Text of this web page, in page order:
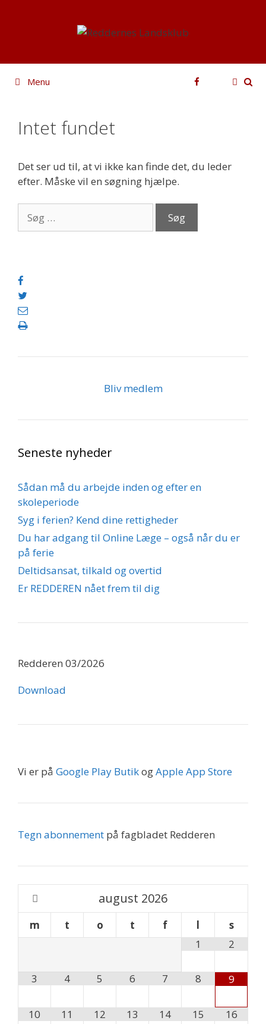
Facebook
Menu
Intet fundet
Det ser ud til, at vi ikke kan finde det, du leder
efter. Måske vil en søgning hjælpe.
efter:
Bliv medlem
Seneste nyheder
Sådan må du arbejde inden og efter en
skoleperiode
Syg i ferien? Kend dine rettigheder
Du har adgang til Online Læge – også når du er
på ferie
Deltidsansat, tilkald og overtid
Er REDDEREN nået frem til dig
Redderen 03/2026
Download
Vi er på Google Play ButikogApple App Store
Tegn abonnement på fagbladet Redderen
august 2026
m t o t f l
s
1
2
3 4 5 6 7 8 9
10 11 12 13 14 15 16